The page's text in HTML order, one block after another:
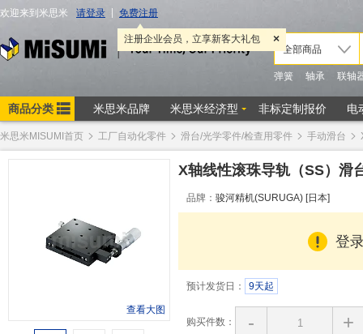
米思米MISUMI首页 工厂自动化零件 滑台/光学零件/检查用零件 手动滑台
查看大图
X轴线性滚珠导轨（SS）滑
品牌： 骏河精机(SURUGA) [日本]
登
预计发货日： 9天起
购买件数： - +